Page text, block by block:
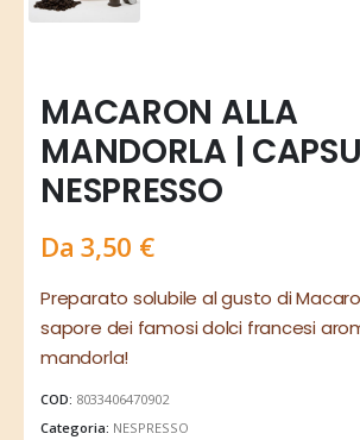
MACARON ALLA
MANDORLA |
NESPRESSO
Da 3,50 €
Preparato solubile al gusto di
sapore dei famosi dolci francesi
mandorla!
COD: 8033406470902
Categoria: NESPRESSO